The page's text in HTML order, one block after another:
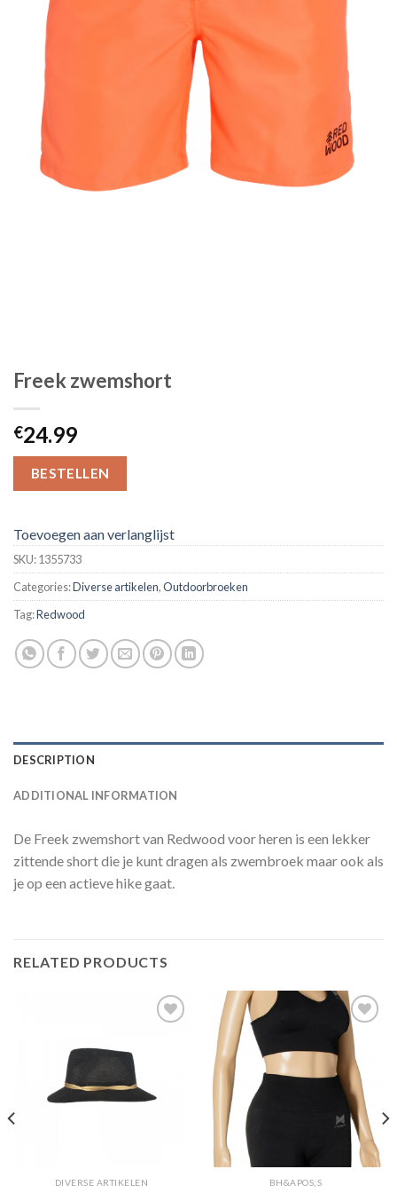
Freek zwemshort
€24.99
BESTELLEN
Toevoegen aan verlanglijst
SKU:1355733
Categories:Diverse artikelen,Outdoorbroeken
Tag:Redwood
DESCRIPTION
ADDITIONAL INFORMATION
De Freek zwemshort van Redwood voor heren is een lekker
zittende short die je kunt dragen als zwembroek maar ook als
je op een actieve hike gaat.
RELATED PRODUCTS
verlanglijst
DIVERSE ARTIKELEN
Toevoegen
aan
verlanglijst
BH&APOS;S